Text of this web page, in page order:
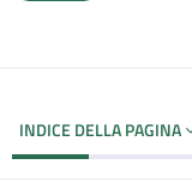
INDICE DELLA PAGINA